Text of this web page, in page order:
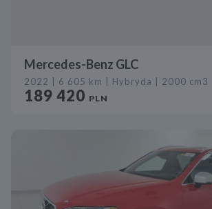
Mercedes-Benz GLC
2022 | 6 605 km | Hybryda | 2000 cm3
189 420 PLN